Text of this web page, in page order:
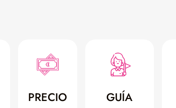
PRECIO GUÍA